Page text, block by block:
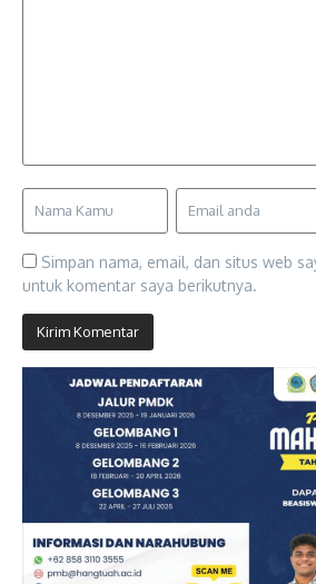
Simpan nama, email, dan situs web
untuk komentar saya berikutnya.